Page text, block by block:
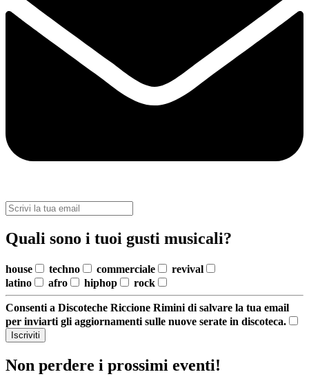
Quali sono i tuoi gusti musicali?
house techno commerciale
revival
latino
afro hiphop rock
Consenti a Discoteche Riccione Rimini di salvare la tua email
per inviarti gli aggiornamenti sulle nuove serate in discoteca.
Iscriviti
Non perdere i prossimi eventi!